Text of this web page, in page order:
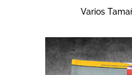
Varios